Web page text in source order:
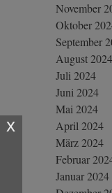
November
Oktober
September
August 2024
Juli 2024
Juni 2024
Mai 2024
April 2024
März 2024
Februar
Januar 2024
x